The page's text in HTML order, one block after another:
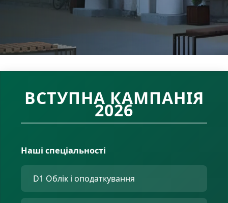
ВСТУПНА КАМПАНІЯ
2026
Наші спеціальності
D1 Облік і оподаткування